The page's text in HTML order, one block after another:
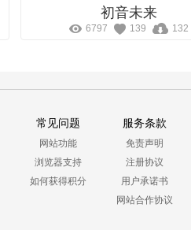
初音未来
6797 139 132
常见问题
网站功能
浏览器支持
如何获得积分
服务条款
免责声明
注册协议
用户承诺书
网站合作协议